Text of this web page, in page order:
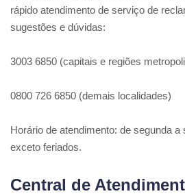
rápido atendimento de serviço de
sugestões e dúvidas:
3003 6850 (capitais e regiões
0800 726 6850 (demais localidades)
Horário de atendimento: de segunda a
exceto feriados.
Central de